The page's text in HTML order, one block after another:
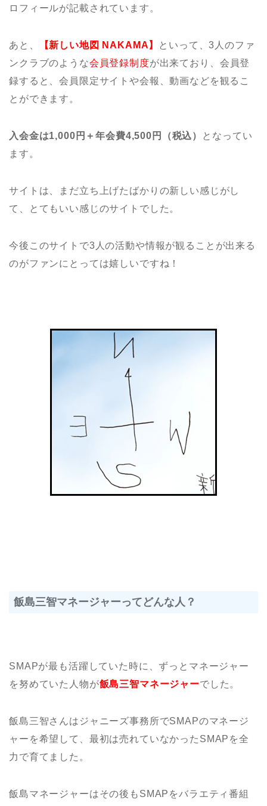
ロフィールが記載されています。
あと、 【新しい地図 NAKAMA】
といって、3人のファ
ンクラブのような会員登録制度が出来ており、会員登
録すると、会員限定サイトや会報、動画などを観るこ
とができます。
入会金は1,000円＋年会費4,500円（税込）
となってい
ます。
サイトは、まだ立ち上げたばかりの新しい感じがし
て、とてもいい感じのサイトでした。
今後このサイトで3人の活動や情報が観ることが出来る
のがファンにとっては嬉しいですね！
飯島三智マネージャーってどんな人？
SMAPが最も活躍していた時に、ずっとマネージャー
を努めていた人物が飯島三智マネージャーでした。
飯島三智さんはジャニーズ事務所でSMAPのマネージ
ャーを希望して、最初は売れていなかったSMAPを全
力で育てました。
飯島マネージャーはその後もSMAPをバラエティ番組